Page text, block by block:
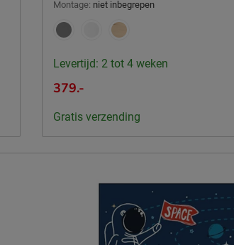
Montage: niet inbegrepen
Levertijd: 2 tot 4 weken
379.-
Gratis verzending